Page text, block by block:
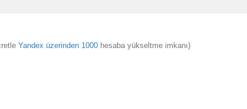
Yandex üzerinden 1000 hesaba yükseltme imkanı)